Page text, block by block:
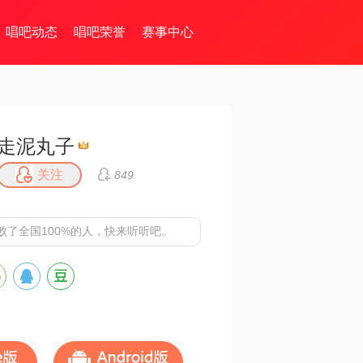
唱吧动态 唱吧荣誉 赛事中心
泥丸子
关注 849
了全国100%的人，快来听听吧。